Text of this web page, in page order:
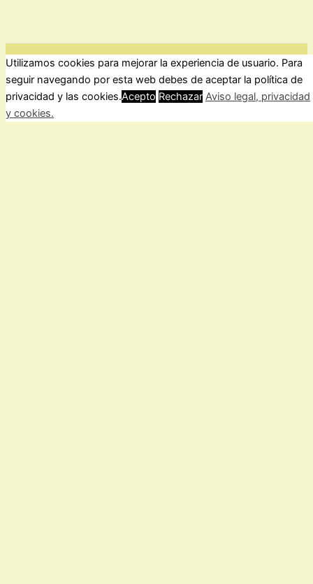
ForoComprasOnline Copyright © 2026 |Privacidad
Utilizamos cookies para mejorar la experiencia de usuario. Para
seguir navegando por esta web debes de aceptar la política de
privacidad y las cookies.Acepto Rechazar Aviso legal, privacidad
y cookies.